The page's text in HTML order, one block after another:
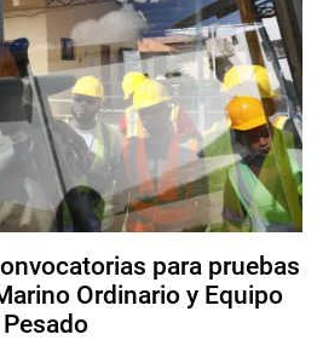
para pruebas
Ordinario y Equipo
Pesado